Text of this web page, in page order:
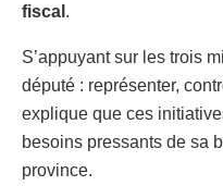
fiscal .
S’appuyant sur les trois
député : représenter,
explique que ces
besoins pressants de sa
province.